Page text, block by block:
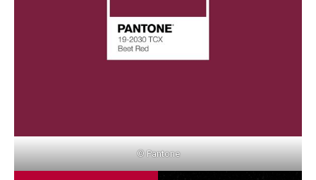
© Pantone